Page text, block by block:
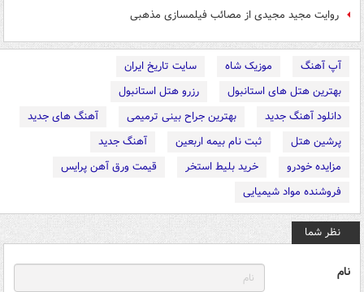
روایت مجید مجیدی از مصائب فیلمسازی مذهبی
آپ آهنگ موزیک شاه
سایت تاریخ ایران
بهترین هتل های استانبول
رزرو هتل استانبول
دانلود آهنگ جدید
بهترین جراح بینی ترمیمی
آهنگ های جدید
پرشین هتل
ثبت نام بیمه اربعین
آهنگ جدید
مزایده خودرو
خرید بلیط استخر
قیمت ورق آهن پرایس
فروشنده مواد شیمیایی
نظر شما
نام